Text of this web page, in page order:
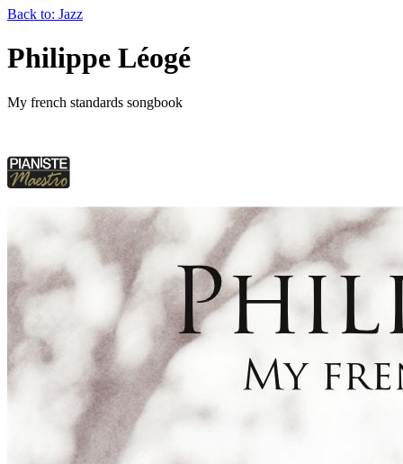
Back to: Jazz
Philippe Léogé
My french standards songbook